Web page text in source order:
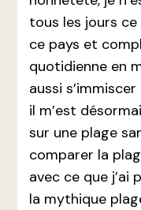
tous les jours
ce pays et
quotidienne en
aussi
il m’est
sur une plage
comparer la
avec ce que j’ai
la mythique